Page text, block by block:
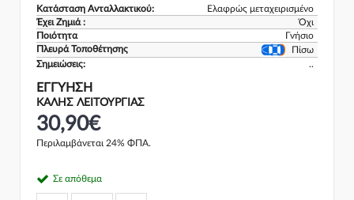
Κατάσταση Ανταλλακτικού:
Ελαφρώς μεταχειρισμένο
Έχει Ζημιά :
Όχι
Ποιότητα
Γνήσιο
Πλευρά Τοποθέτησης
Πίσω
Σημειώσεις:
..
ΕΓΓΎΗΣΗ
ΚΑΛΗΣ ΛΕΙΤΟΥΡΓΙΑΣ
30,90€
Περιλαμβάνεται 24% ΦΠΑ.
Σε απόθεμα